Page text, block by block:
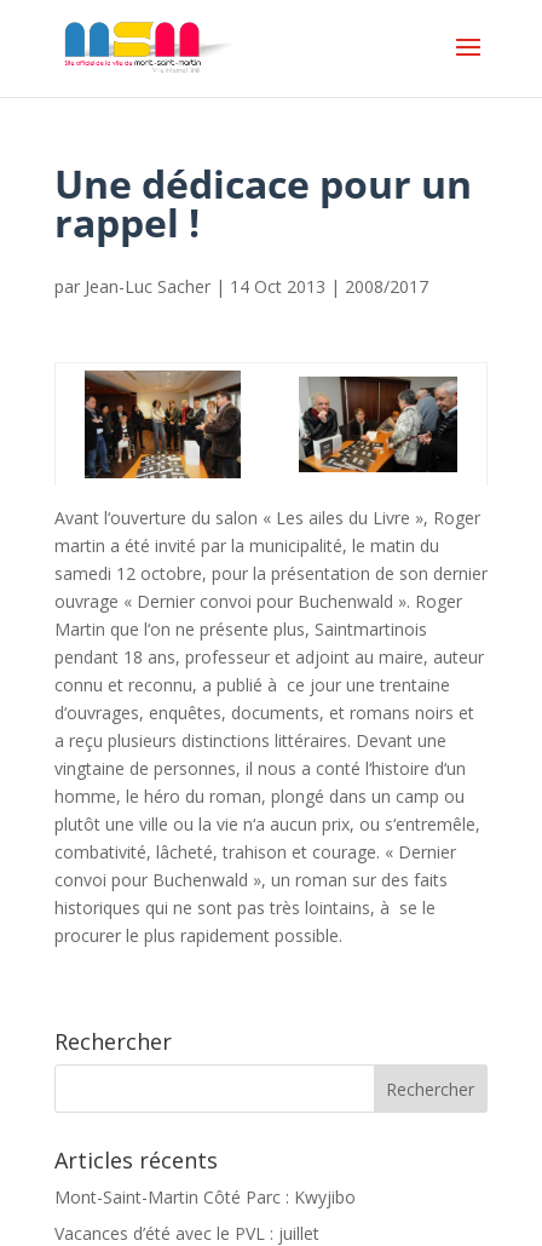
Une dédicace pour un
rappel !
par Jean-Luc Sacher| 14 Oct 2013 | 2008/2017
Avant l‘ouverture du salon « Les ailes du Livre », Roger
martin a été invité par la municipalité, le matin du
samedi 12 octobre, pour la présentation de son dernier
ouvrage « Dernier convoi pour Buchenwald ». Roger
Martin que l‘on ne présente plus, Saintmartinois
pendant 18 ans, professeur et adjoint au maire, auteur
connu et reconnu, a publié à ce jour une trentaine
d‘ouvrages, enquêtes, documents, et romans noirs et
a reçu plusieurs distinctions littéraires. Devant une
vingtaine de personnes, il nous a conté l‘histoire d‘un
homme, le héro du roman, plongé dans un camp ou
plutôt une ville ou la vie n‘a aucun prix, ou s‘entremêle,
combativité, lâcheté, trahison et courage. « Dernier
convoi pour Buchenwald », un roman sur des faits
historiques qui ne sont pas très lointains, à se le
procurer le plus rapidement possible.
Rechercher
Articles récents
Mont-Saint-Martin Côté Parc : Kwyjibo
Vacances d’été avec le PVL : juillet